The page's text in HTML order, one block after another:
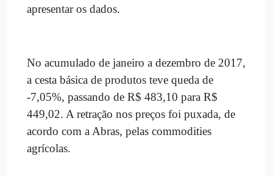
apresentar os dados.
No acumulado de janeiro a dezembro de 2017,
a cesta básica de produtos teve queda de
-7,05%, passando de R$ 483,10 para R$
449,02. A retração nos preços foi puxada, de
acordo com a Abras, pelas commodities
agrícolas.